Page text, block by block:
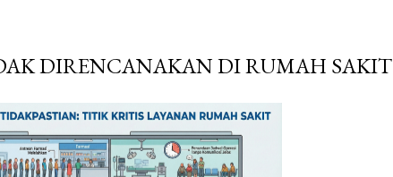
DIRENCANAKAN DI RUMAH SAKIT